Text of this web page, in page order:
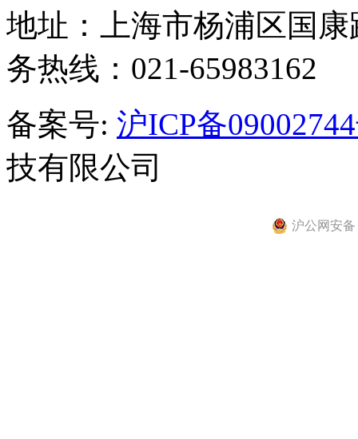
地址：上海市杨浦区国
务热线：021-65983162
备案号: 沪ICP备
技有限公司
沪公网安备